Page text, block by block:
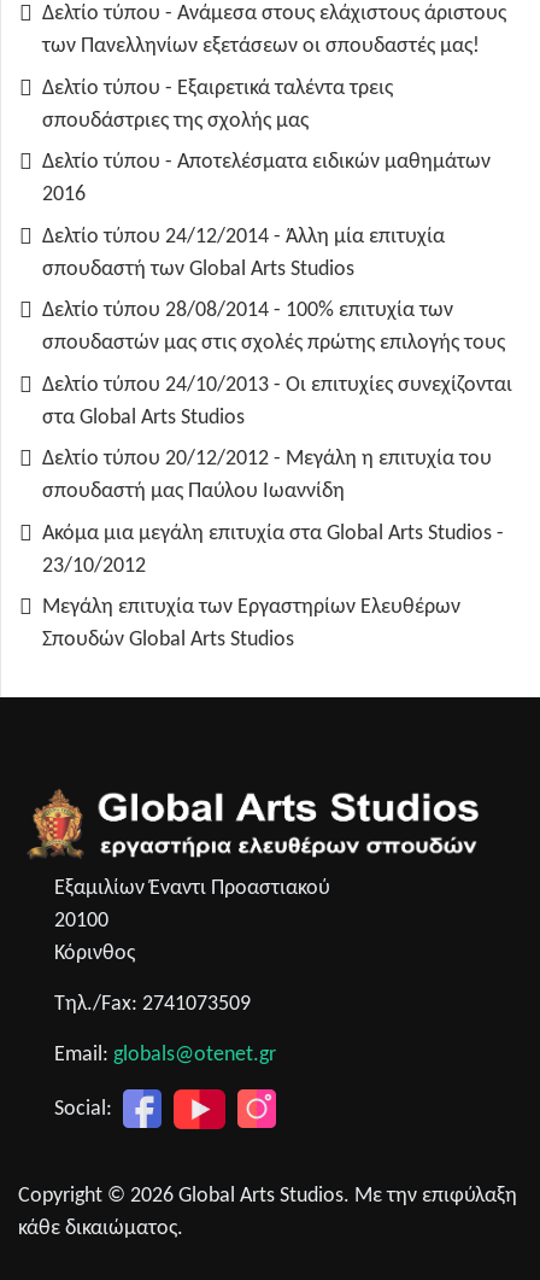
Δελτίο τύπου - Ανάμεσα στους ελάχιστους άριστους
των Πανελληνίων εξετάσεων οι σπουδαστές μας!
Δελτίο τύπου - Εξαιρετικά ταλέντα τρεις
σπουδάστριες της σχολής μας
Δελτίο τύπου - Αποτελέσματα ειδικών μαθημάτων
2016
Δελτίο τύπου 24/12/2014 - Άλλη μία επιτυχία
σπουδαστή των Global Arts Studios
Δελτίο τύπου 28/08/2014 - 100% επιτυχία των
σπουδαστών μας στις σχολές πρώτης επιλογής τους
Δελτίο τύπου 24/10/2013 - Οι επιτυχίες συνεχίζονται
στα Global Arts Studios
Δελτίο τύπου 20/12/2012 - Μεγάλη η επιτυχία του
σπουδαστή μας Παύλου Ιωαννίδη
Ακόμα μια μεγάλη επιτυχία στα Global Arts Studios -
23/10/2012
Μεγάλη επιτυχία των Εργαστηρίων Ελευθέρων
Σπουδών Global Arts Studios
Εξαμιλίων Έναντι Προαστιακού
20100
Κόρινθος
Τηλ./Fax: 2741073509
Email: globals@otenet.gr
Social:
Copyright © 2026 Global Arts Studios. Με την επιφύλαξη
κάθε δικαιώματος.